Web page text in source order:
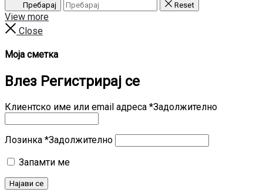
Пребарај Reset
View more
Close
Моја сметка
Влез Регистрирај се
Клиентско име или email адреса *Задолжително
Лозинка *Задолжително
Запамти ме
Најави се